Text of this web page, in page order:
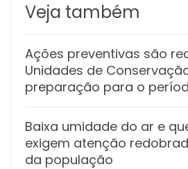
Veja também
Ações preventivas são
Unidades de
preparação para o
Baixa umidade do ar e
exigem atenção
da população